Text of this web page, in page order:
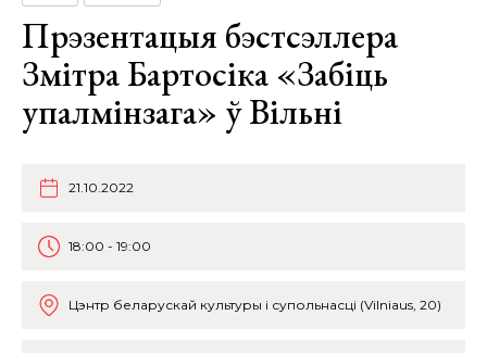
Прэзентацыя бэстсэллера
Змітра Бартосіка «Забіць
упалмінзага» ў Вільні
21.10.2022
18:00 - 19:00
Цэнтр беларускай культуры і супольнасці (Vilniaus, 20)